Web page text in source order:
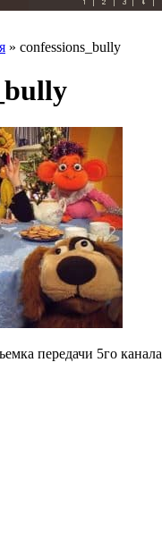
» confessions_bully
передачи 5го канала